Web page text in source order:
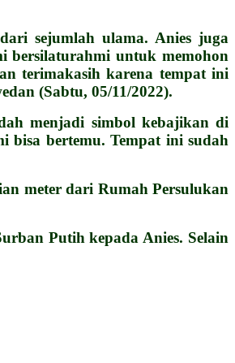
sejumlah ulama. Anies juga
bersilaturahmi untuk memohon
terimakasih karena tempat ini
(Sabtu, 05/11/2022).
menjadi simbol kebajikan di
bisa bertemu. Tempat ini sudah
meter dari Rumah Persulukan
Putih kepada Anies. Selain